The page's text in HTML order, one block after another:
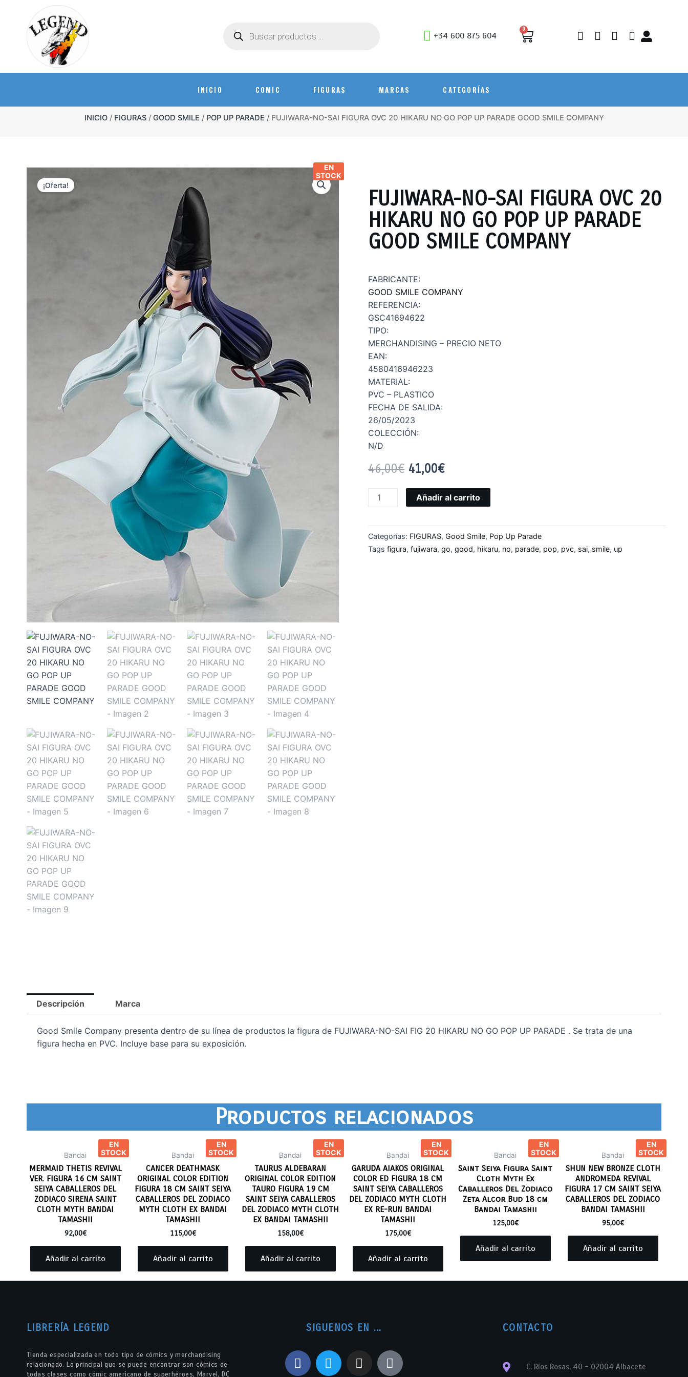
+34 600 875 604
0
INICIO COMIC FIGURAS MARCAS CATEGORÍAS
INICIO/ FIGURAS/ GOOD SMILE / POP UP PARADE / FUJIWARA-NO-SAI FIGURA OVC 20 HIKARU NO GO POP UP PARADE GOOD SMILE COMPANY
¡Oferta!
EN
STOCK
FUJIWARA-NO-SAI FIGURA OVC 20
HIKARU NO GO POP UP PARADE
GOOD SMILE COMPANY
FABRICANTE:
GOOD SMILE COMPANY
REFERENCIA:
GSC41694622
TIPO:
MERCHANDISING – PRECIO NETO
EAN:
4580416946223
MATERIAL:
PVC – PLASTICO
FECHA DE SALIDA:
26/05/2023
COLECCIÓN:
N/D
46,00€ 41,00€
Añadir al carrito
Categorías: FIGURAS, Good Smile, Pop Up Parade
Tags figura, fujiwara, go, good, hikaru, no, parade, pop, pvc, sai, smile, up
Descripción Marca
Good Smile Company presenta dentro de su línea de productos la figura de FUJIWARA-NO-SAI FIG 20 HIKARU NO GO POP UP PARADE . Se trata de una
figura hecha en PVC. Incluye base para su exposición.
Productos relacionados
EN
STOCK
Bandai
MERMAID THETIS REVIVAL
VER. FIGURA 16 CM SAINT
SEIYA CABALLEROS DEL
ZODIACO SIRENA SAINT
CLOTH MYTH BANDAI
TAMASHII
92,00€
Añadir al carrito
EN
STOCK
Bandai
CANCER DEATHMASK
ORIGINAL COLOR EDITION
FIGURA 18 CM SAINT SEIYA
CABALLEROS DEL ZODIACO
MYTH CLOTH EX BANDAI
TAMASHII
115,00€
Añadir al carrito
EN
STOCK
Bandai
TAURUS ALDEBARAN
ORIGINAL COLOR EDITION
TAURO FIGURA 19 CM
SAINT SEIYA CABALLEROS
DEL ZODIACO MYTH CLOTH
EX BANDAI TAMASHII
158,00€
Añadir al carrito
EN
STOCK
Bandai
GARUDA AIAKOS ORIGINAL
COLOR ED FIGURA 18 CM
SAINT SEIYA CABALLEROS
DEL ZODIACO MYTH CLOTH
EX RE-RUN BANDAI
TAMASHII
175,00€
Añadir al carrito
EN
STOCK
Bandai
Saint Seiya Figura Saint
Cloth Myth Ex
Caballeros Del Zodiaco
Zeta Alcor Bud 18 cm
Bandai Tamashii
125,00€
Añadir al carrito
EN
STOCK
Bandai
SHUN NEW BRONZE CLOTH
ANDROMEDA REVIVAL
FIGURA 17 CM SAINT SEIYA
CABALLEROS DEL ZODIACO
BANDAI TAMASHII
95,00€
Añadir al carrito
LIBRERÍA LEGEND
Tienda especializada en todo tipo de cómics y merchandising
relacionado. Lo principal que se puede encontrar son cómics de
todas clases como cómic americano de superhéroes, Marvel, DC
SIGUENOS EN ... CONTACTO
C. Ríos Rosas, 40 - 02004 Albacete